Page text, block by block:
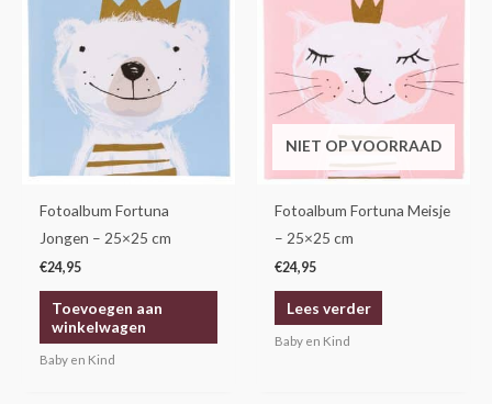
Fotoalbum Fortuna
Jongen – 25×25 cm
€24,95
Toevoegen aan
winkelwagen
Baby en Kind
NIET OP VOORRAAD
Fotoalbum Fortuna Meisje
– 25×25 cm
€24,95
Lees verder
Baby en Kind